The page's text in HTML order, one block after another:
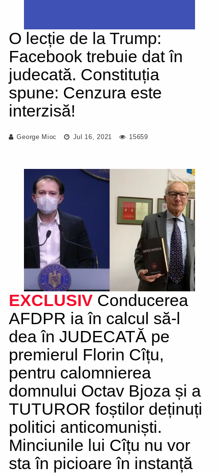
O lecție de la Trump:
Facebook trebuie dat în
judecată. Constituția
spune: Cenzura este
interzisă!
George Mioc Jul 16, 2021 15659
EXCLUSIV Conducerea
AFDPR ia în calcul să-l
dea în JUDECATĂ pe
premierul Florin Cîțu,
pentru calomnierea
domnului Octav Bjoza și a
TUTUROR foștilor deținuți
politici anticomuniști.
Minciunile lui Cîțu nu vor
sta în picioare în instanță